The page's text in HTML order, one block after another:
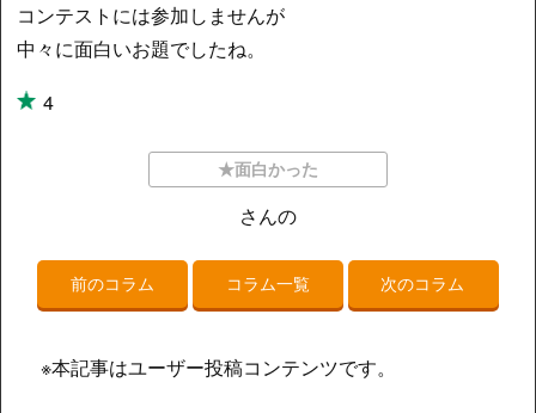
コンテストには参加しませんが
中々に面白いお題でしたね。
4
★面白かった
さんの
前のコラム コラム一覧 次のコラム
※本記事はユーザー投稿コンテンツです。